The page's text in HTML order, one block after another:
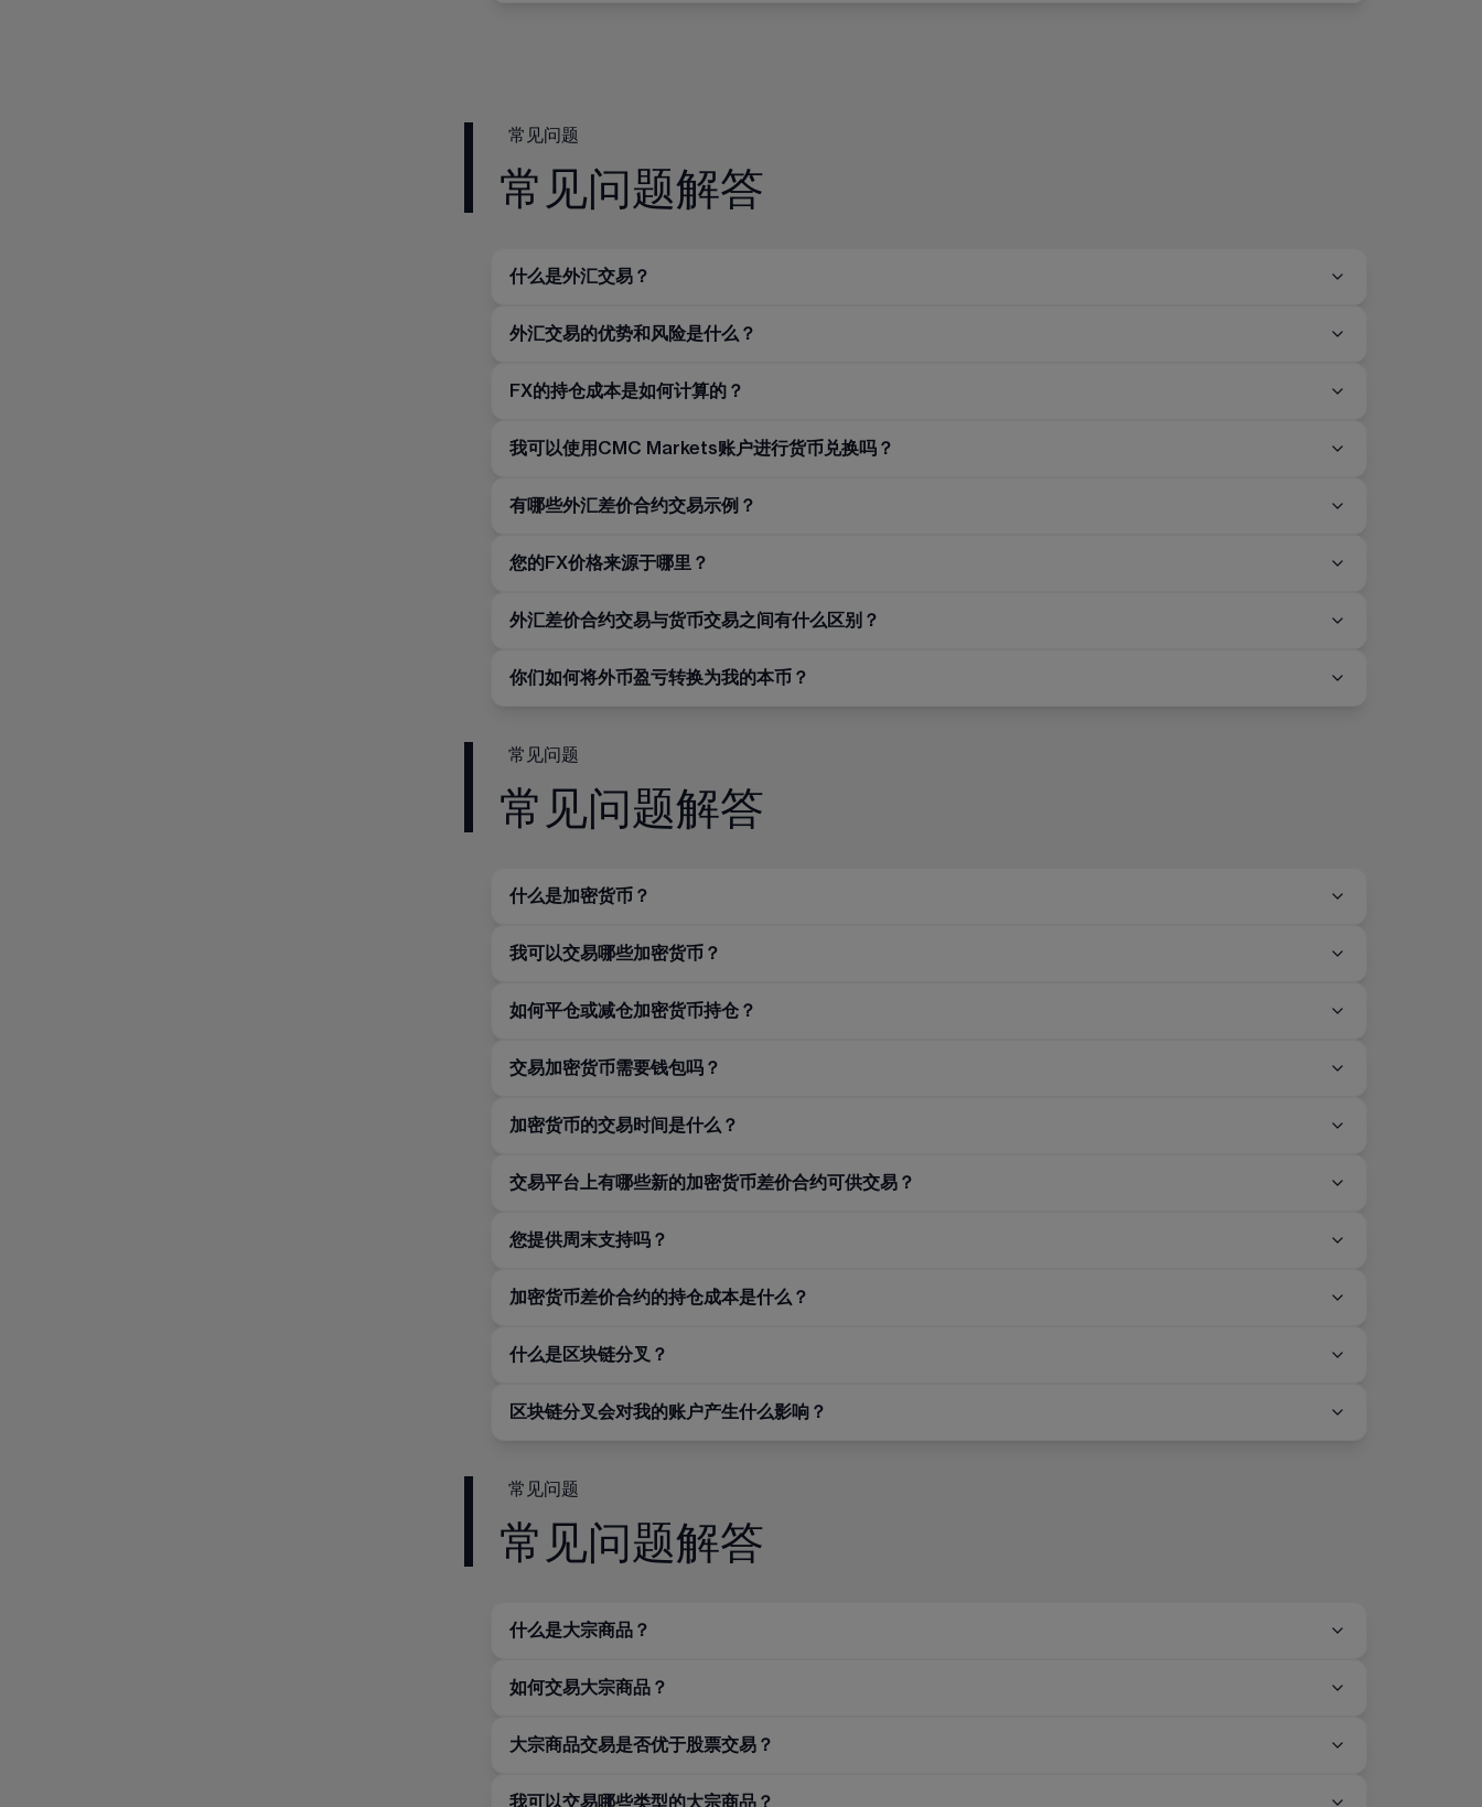
常见问题
常见问题解答
什么是外汇交易？
外汇交易的优势和风险是什么？
FX的持仓成本是如何计算的？
我可以使用CMC Markets账户进行货币兑换吗？
有哪些外汇差价合约交易示例？
您的FX价格来源于哪里？
外汇差价合约交易与货币交易之间有什么区别？
你们如何将外币盈亏转换为我的本币？
常见问题
常见问题解答
什么是加密货币？
我可以交易哪些加密货币？
如何平仓或减仓加密货币持仓？
交易加密货币需要钱包吗？
加密货币的交易时间是什么？
交易平台上有哪些新的加密货币差价合约可供交易？
您提供周末支持吗？
加密货币差价合约的持仓成本是什么？
什么是区块链分叉？
区块链分叉会对我的账户产生什么影响？
常见问题
常见问题解答
什么是大宗商品？
如何交易大宗商品？
大宗商品交易是否优于股票交易？
我可以交易哪些类型的大宗商品？